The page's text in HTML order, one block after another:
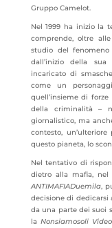
Gruppo Camelot.
Nel 1999 ha inizio la
comprende, oltre
studio del
dall’inizio della
incaricato di
come un
quell’insieme di
della criminalità –
giornalistico, ma
contesto,
questo pianeta, lo
Nel tentativo di
dietro alla mafia,
ANTIMAFIADuemila,
decisione di dedicarsi
da una parte dei suoi
la Nonsiamosoli Video